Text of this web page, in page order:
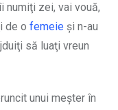
numiţi zei, vai vouă,
de o femeie şi n-au
să luaţi vreun
unui meşter în